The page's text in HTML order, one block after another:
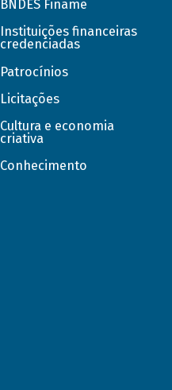
BNDES Finame
Instituições financeiras
credenciadas
Patrocínios
Licitações
Cultura e economia
criativa
Conhecimento